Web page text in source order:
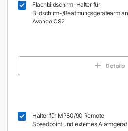
Flachbildschirm-Halter für
Bildschirm-/Beatmungsgerätearm an
Avance CS2
Details
Halter für MP80/90 Remote
Speedpoint und externes Alarmgerät